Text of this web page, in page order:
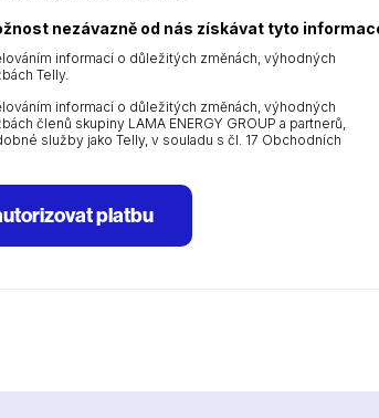
nezávazně od nás získávat tyto
informací o důležitých změnách, výhodných
Telly.
informací o důležitých změnách, výhodných
členů skupiny LAMA ENERGY GROUP a partnerů,
služby jako Telly, v souladu s čl. 17 Obchodních
platbu